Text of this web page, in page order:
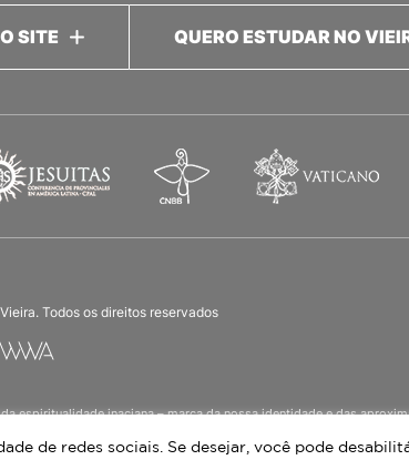
SITE QUERO ESTUDAR NO
Todos os direitos reservados
inaciana – marca da nossa identidade e das
de redes sociais. Se desejar, você pode